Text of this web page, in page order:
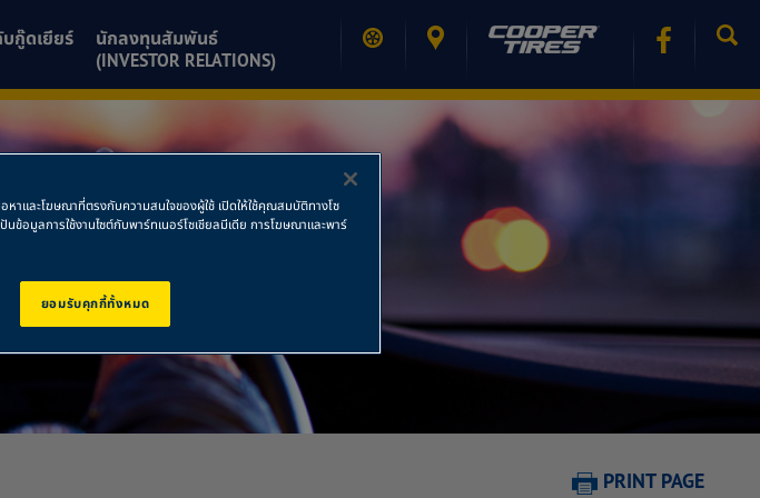
บกู๊ดเยียร์
นักลงทุนสัมพันธ์
(INVESTOR RELATIONS)
PRINT PAGE
หาและโฆษณาที่ตรงกับความสนใจของผู้ใช้ เปิดให้ใช้คุณสมบัติทางโซ
นข้อมูลการใช้งานไซต์กับพาร์ทเนอร์โซเชียลมีเดีย การโฆษณาและพาร์
ยอมรับคุกกี้ทั้งหมด